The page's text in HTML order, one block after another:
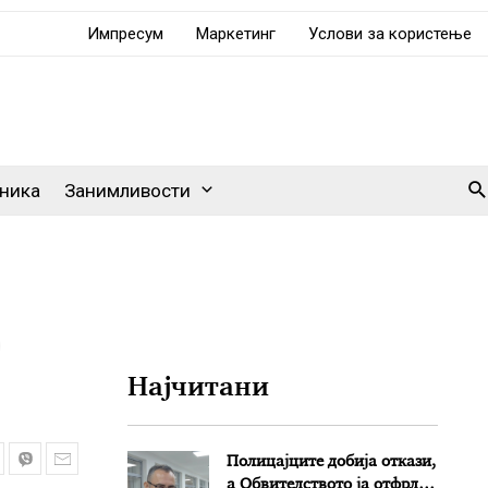
Импресум Маркетинг Услови за користење
Занимливости
Најчитани
Полицајците добија откази,
а Обвителството ја отфрли